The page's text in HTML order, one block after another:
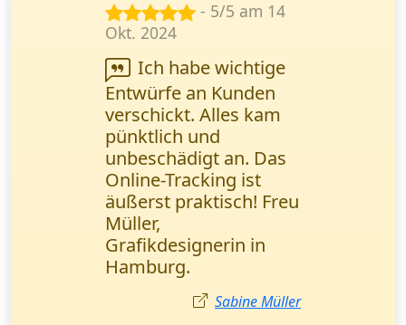
- 5/5 am 7
März 2025
Dokumentenlieferung
bestellt. Alles kam
pünktlich an, aber die
Kommunikation mit
der Zentrale war etwas
langsam. Insgesamt
bin ich zufrieden.
Sophie Klein